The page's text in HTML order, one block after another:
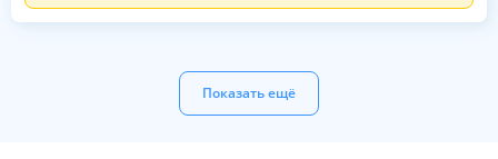
Показать ещё